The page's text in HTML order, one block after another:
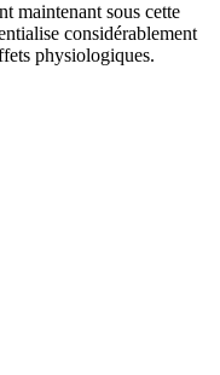
maintenant sous cette
considérablement
physiologiques.